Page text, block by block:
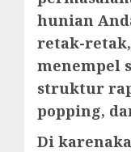
hunian
retak-
menempel
struktur
popping,
Di